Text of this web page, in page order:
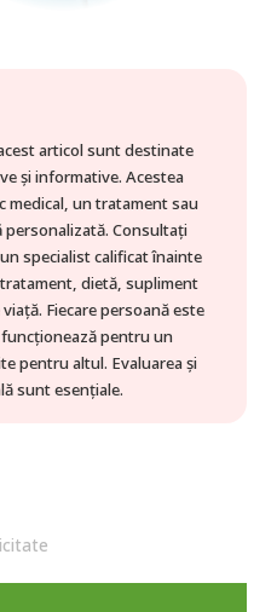
articol sunt destinate
și informative. Acestea
un tratament sau
personalizată. Consultați
specialist calificat înainte
dietă, supliment
Fiecare persoană este
pentru un
pentru altul. Evaluarea și
sunt esențiale.